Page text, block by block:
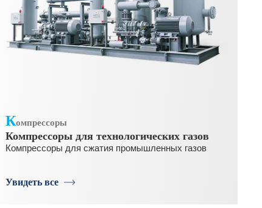
Компрессоры
Компрессоры для технологических газов
Компрессоры для сжатия промышленных газов
Увидеть все